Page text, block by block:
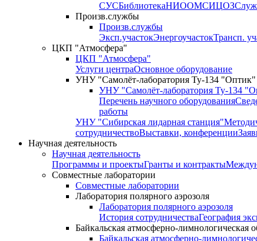
СУСБиблиотекаНИООМСИЦОЗ
Произв.службы
Произв.службы
Эксп.участокЭнергоучастокТрансп.
ЦКП "Атмосфера"
ЦКП "Атмосфера"
Услуги центраОсновное оборудование
УНУ "Самолёт-лаборатория Ту-134 "Оптик"
УНУ "Самолёт-лаборатория Ту-134
Перечень научного оборудования
работы
УНУ "Сибирская лидарная станция"
сотрудничествоВыставки, конференции
Научная деятельность
Научная деятельность
Программы и проектыГранты и контракты
Совместные лаборатории
Совместные лаборатории
Лаборатория полярного аэрозоля
Лаборатория полярного аэрозоля
История сотрудничестваГеография
Байкальская атмосферно-лимнологическая
Байкальская атмосферно-